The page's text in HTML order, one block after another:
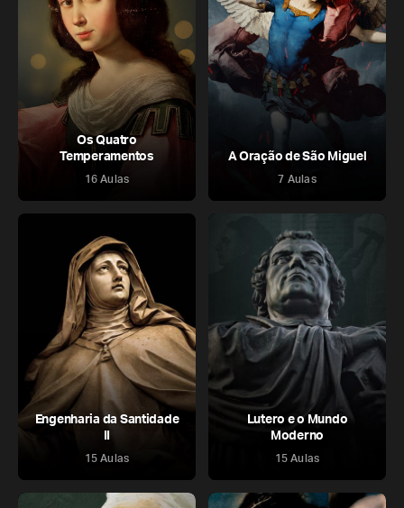
Os Quatro
Temperamentos
16 Aulas
A Oração de São Miguel
7 Aulas
Engenharia da Santidade
15 Aulas
Lutero e o Mundo
Moderno
15 Aulas